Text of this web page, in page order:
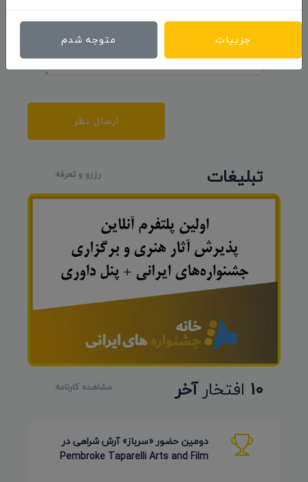
ارسال نظر
تبلیغات رزرو و تعرفه
10 افتخارآخر مشاهده کارنامه
دومین حضور «سرباز» آرش شراهی در
Pembroke Taparelli Arts and Film
جزییات متوجه شدم